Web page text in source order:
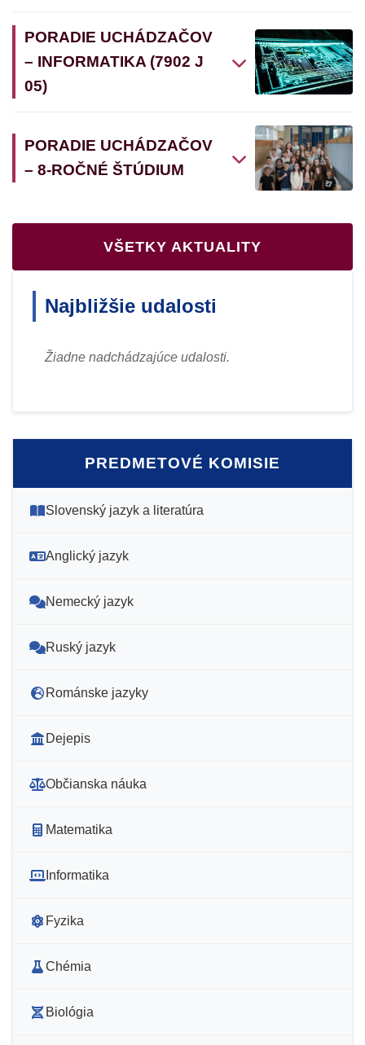
PORADIE UCHÁDZAČOV
– INFORMATIKA (7902 J
05)
PORADIE UCHÁDZAČOV
– 8-ROČNÉ ŠTÚDIUM
VŠETKY AKTUALITY
Najbližšie udalosti
Žiadne nadchádzajúce udalosti.
PREDMETOVÉ KOMISIE
Slovenský jazyk a literatúra
Anglický jazyk
Nemecký jazyk
Ruský jazyk
Románske jazyky
Dejepis
Občianska náuka
Matematika
Informatika
Fyzika
Chémia
Biológia